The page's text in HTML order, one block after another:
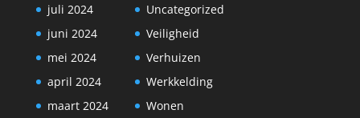
juli 2024
juni 2024
mei 2024
april 2024
maart 2024
Uncategorized
Veiligheid
Verhuizen
Werkkelding
Wonen